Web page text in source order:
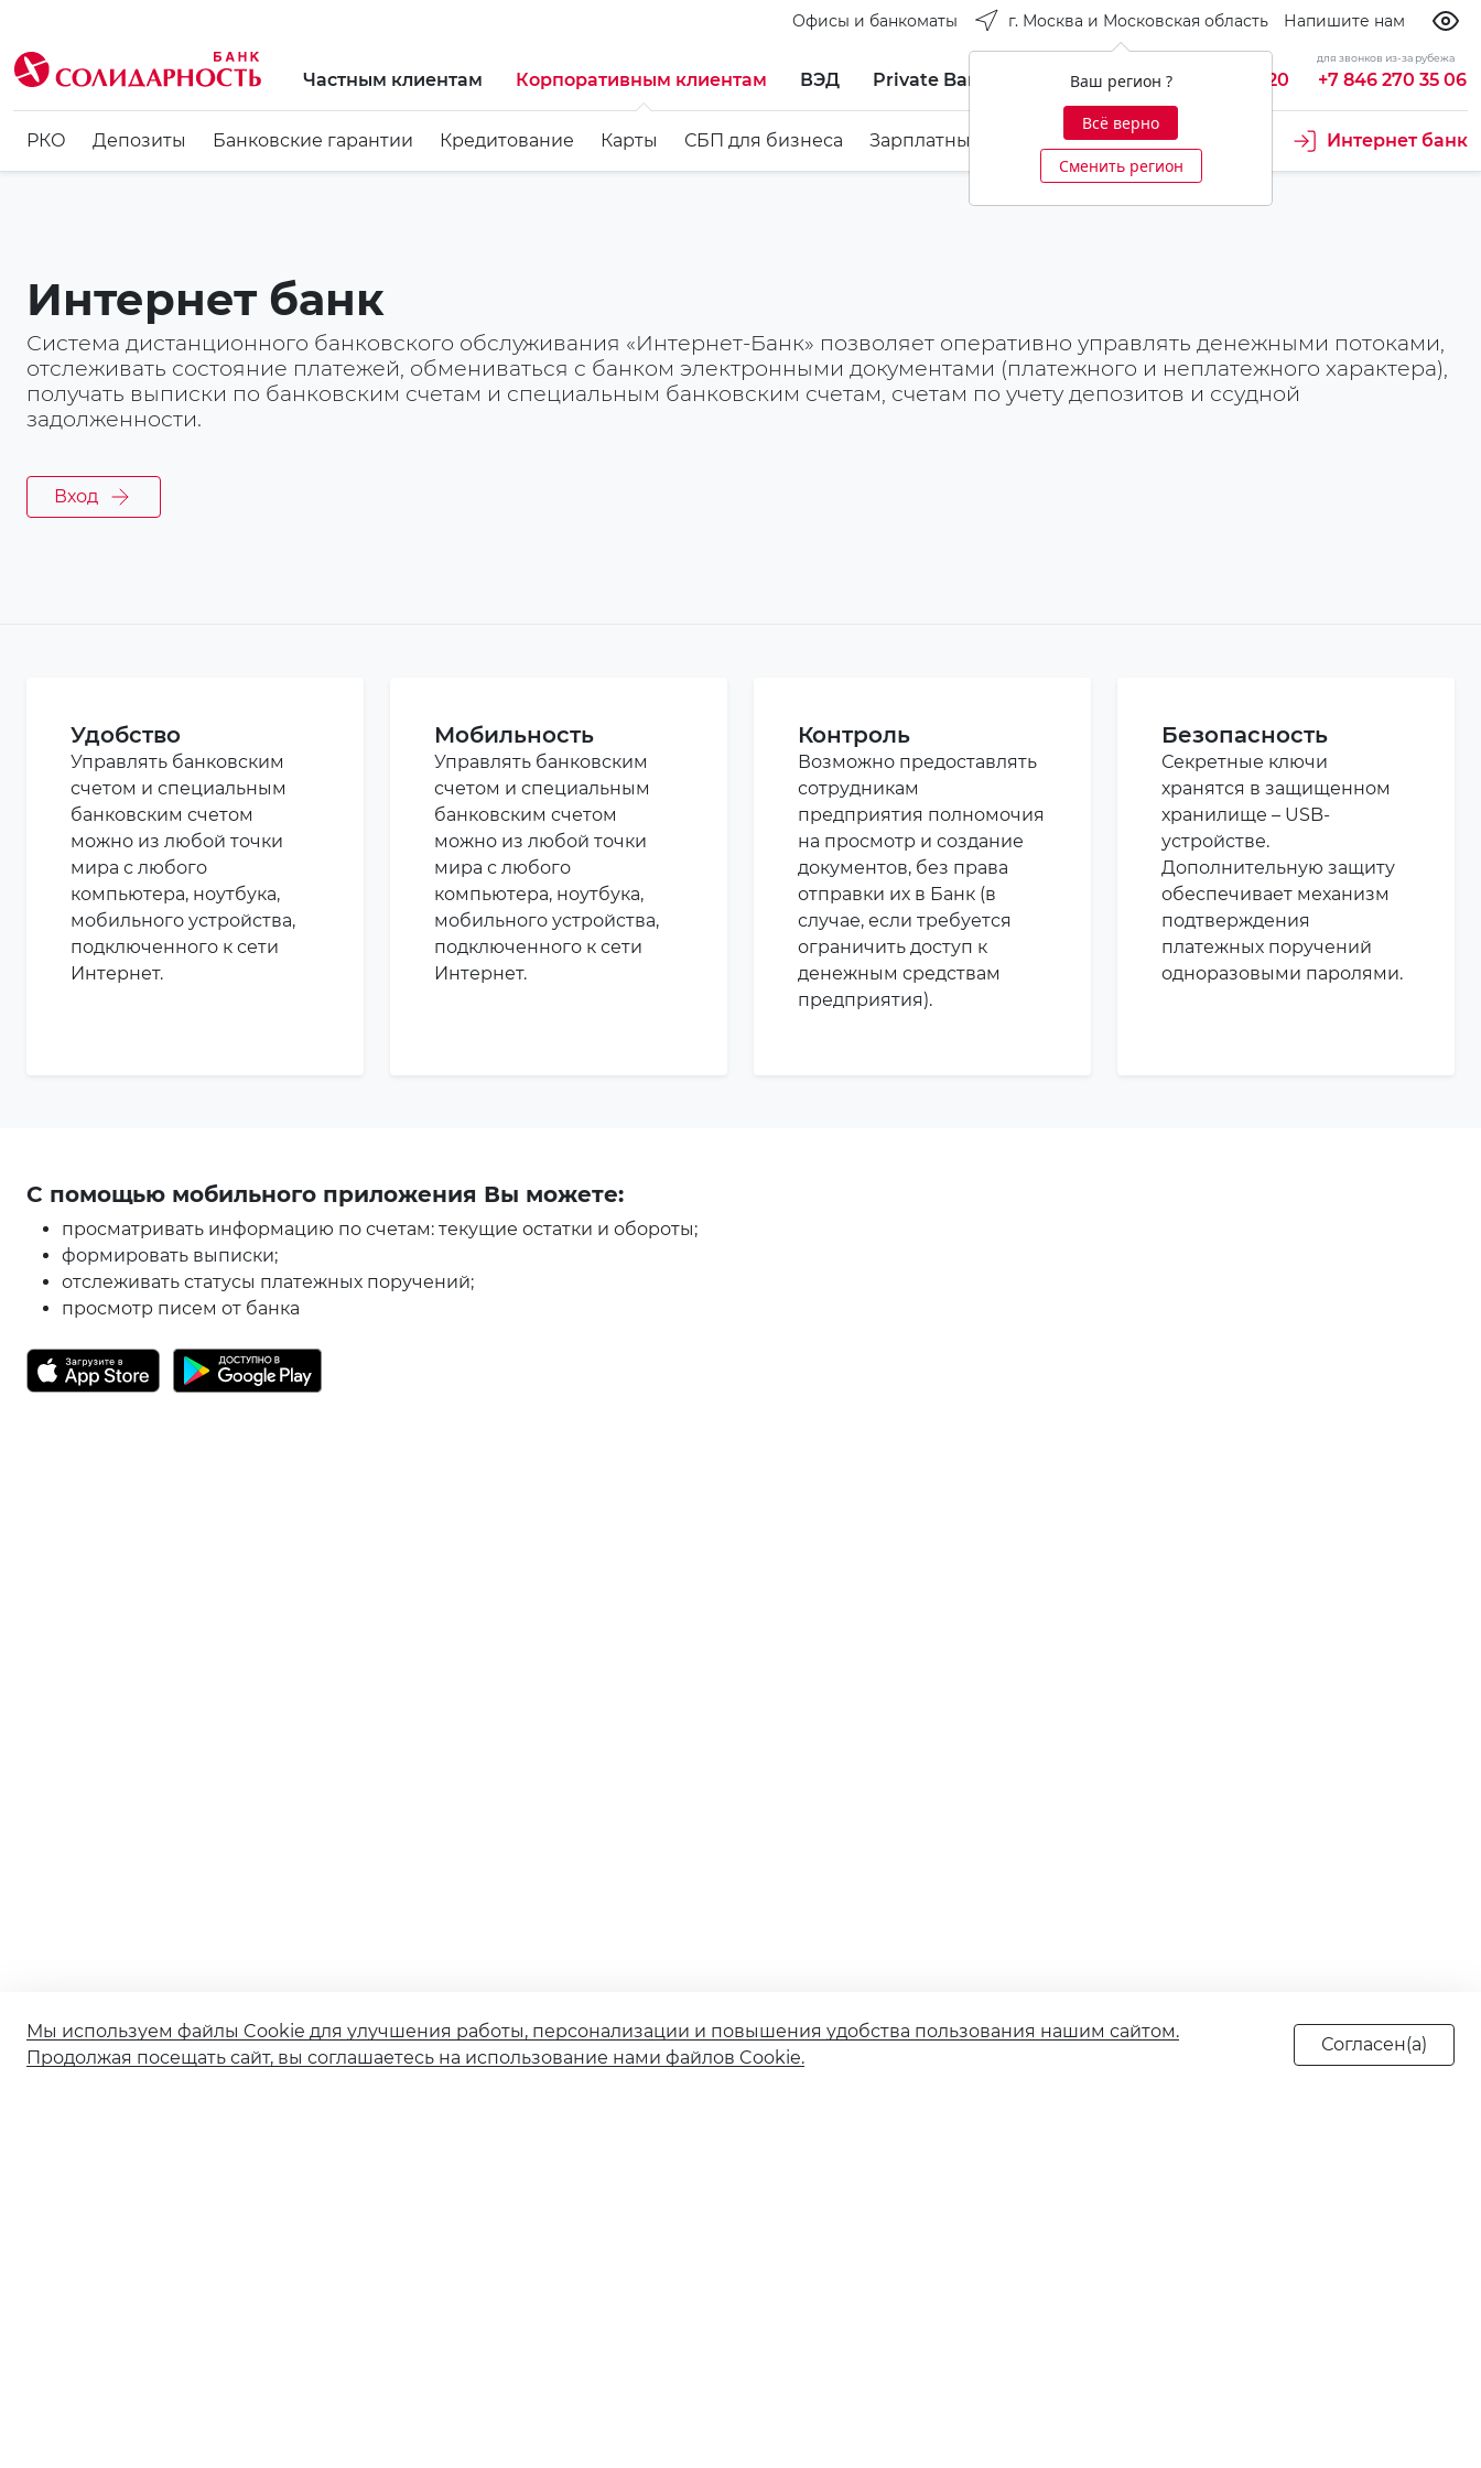
Офисы и банкоматы г. Москва и Московская область Напишите нам
Частным клиентам Корпоративным клиентам ВЭД Private Banking 8 800 700 92 20
для звонков из-за рубежа
+7 846 270 35 06
РКО Депозиты Банковские гарантии Кредитование Карты СБП для бизнеса Зарплатный проект Ещё Интернет банк
Интернет банк
Система дистанционного банковского обслуживания «Интернет-Банк» позволяет оперативно управлять денежными потоками,
отслеживать состояние платежей, обмениваться с банком электронными документами (платежного и неплатежного характера),
получать выписки по банковским счетам и специальным банковским счетам, счетам по учету депозитов и ссудной
задолженности.
Вход
Удобство
Управлять банковским
счетом и специальным
банковским счетом
можно из любой точки
мира с любого
компьютера, ноутбука,
мобильного устройства,
подключенного к сети
Интернет.
Мобильность
Управлять банковским
счетом и специальным
банковским счетом
можно из любой точки
мира с любого
компьютера, ноутбука,
мобильного устройства,
подключенного к сети
Интернет.
Контроль
Возможно предоставлять
сотрудникам
предприятия полномочия
на просмотр и создание
документов, без права
отправки их в Банк (в
случае, если требуется
ограничить доступ к
денежным средствам
предприятия).
Безопасность
Секретные ключи
хранятся в защищенном
хранилище – USB-
устройстве.
Дополнительную защиту
обеспечивает механизм
подтверждения
платежных поручений
одноразовыми паролями.
С помощью мобильного приложения Вы можете:
просматривать информацию по счетам: текущие остатки и обороты;
формировать выписки;
отслеживать статусы платежных поручений;
просмотр писем от банка
Мы используем файлы Cookie для улучшения работы, персонализации и повышения удобства пользования нашим сайтом.
Продолжая посещать сайт, вы соглашаетесь на использование нами файлов Cookie.
Ваш регион ?
Всё верно
Сменить регион